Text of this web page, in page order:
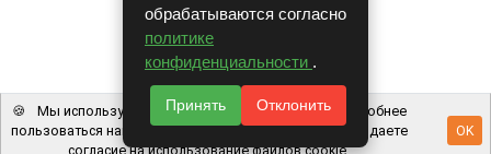
Полная версия
© COPYRIGHT 2026 г.
v1.1.24
обрабатываются согласно
политике
конфиденциальности .
Принять Отклонить
🍪
Мы используем файлы cookie, чтобы вам было удобнее
пользоваться нашим сайтом. Используя наш сайт, вы даете
согласие на использование файлов cookie.
OK